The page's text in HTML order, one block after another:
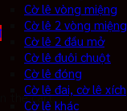
the cart.
Cờ lê vòng miệng
Cờ lê 2 vòng miệng
Cờ lê 2 đầu mở
Cờ lê đuôi chuột
Cờ lê đóng
Cờ lê đai, cờ lê xích
Cờ lê khác